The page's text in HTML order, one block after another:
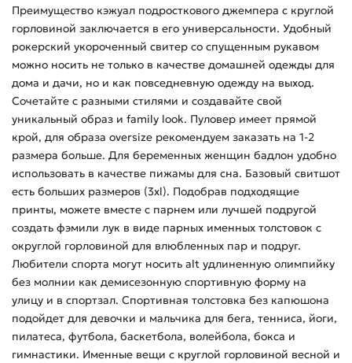
Преимущество кэжуал подросткового джемпера с круглой
горловиной заключается в его универсальности. Удобный
рокерский укороченный свитер со спущенным рукавом
можно носить не только в качестве домашней одежды для
дома и дачи, но и как повседневную одежду на выход.
Сочетайте с разными стилями и создавайте свой
уникальный образ и family look. Пуловер имеет прямой
крой, для образа oversize рекомендуем заказать на 1-2
размера больше. Для беременных женщин бадлон удобно
использовать в качестве пижамы для сна. Базовый свитшот
есть больших размеров (3xl). Подобрав подходящие
принты, можете вместе с парнем или лучшей подругой
создать фэмили лук в виде парных именных толстовок с
округлой горловиной для влюбленных пар и подруг.
Любители спорта могут носить alt удлиненную олимпийку
без молнии как демисезонную спортивную форму на
улицу и в спортзал. Спортивная толстовка без капюшона
подойдет для девочки и мальчика для бега, тенниса, йоги,
пилатеса, футбола, баскетбола, волейбола, бокса и
гимнастики. Именные вещи с круглой горловиной весной и